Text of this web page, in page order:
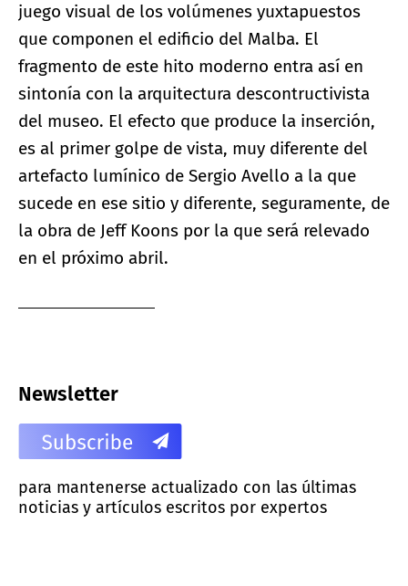
juego visual de los volúmenes yuxtapuestos
que componen el edificio del Malba. El
fragmento de este hito moderno entra así en
sintonía con la arquitectura descontructivista
del museo. El efecto que produce la inserción,
es al primer golpe de vista, muy diferente del
artefacto lumínico de Sergio Avello a la que
sucede en ese sitio y diferente, seguramente, de
la obra de Jeff Koons por la que será relevado
en el próximo abril.
Newsletter
para mantenerse actualizado con las últimas
noticias y artículos escritos por expertos